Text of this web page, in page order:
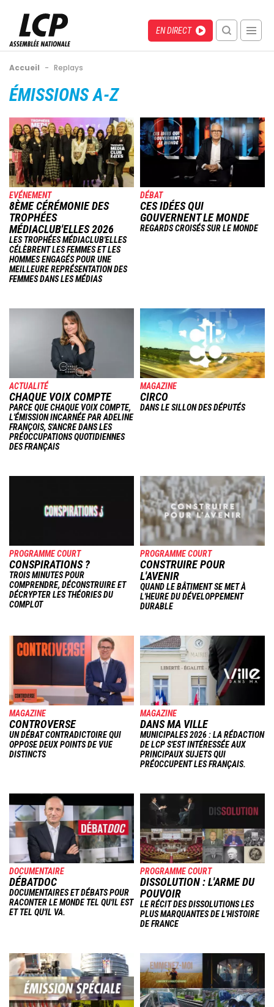
contenu
principal
Menu
recherche
mobile
Direct
EN DIRECT
Fil
d'Ariane
Accueil - Replays
Back
top
ÉMISSIONS A-Z
Image
EVÉNEMENT
8ÈME CÉRÉMONIE DES
TROPHÉES
MÉDIACLUB'ELLES 2026
LES TROPHÉES MÉDIACLUB'ELLES
CÉLÈBRENT LES FEMMES ET LES
HOMMES ENGAGÉS POUR UNE
MEILLEURE REPRÉSENTATION DES
FEMMES DANS LES MÉDIAS
Image
DÉBAT
CES IDÉES QUI
GOUVERNENT LE MONDE
REGARDS CROISÉS SUR LE MONDE
ACTUALITÉ
CHAQUE VOIX COMPTE
PARCE QUE CHAQUE VOIX COMPTE,
L'ÉMISSION INCARNÉE PAR ADELINE
FRANÇOIS, S'ANCRE DANS LES
PRÉOCCUPATIONS QUOTIDIENNES
DES FRANÇAIS
Image
MAGAZINE
CIRCO
DANS LE SILLON DES DÉPUTÉS
PROGRAMME COURT
CONSPIRATIONS ?
TROIS MINUTES POUR
COMPRENDRE, DÉCONSTRUIRE ET
DÉCRYPTER LES THÉORIES DU
COMPLOT
Image
PROGRAMME COURT
CONSTRUIRE POUR
L'AVENIR
QUAND LE BÂTIMENT SE MET À
L'HEURE DU DÉVELOPPEMENT
DURABLE
Image
MAGAZINE
CONTROVERSE
UN DÉBAT CONTRADICTOIRE QUI
OPPOSE DEUX POINTS DE VUE
DISTINCTS
Image
MAGAZINE
DANS MA VILLE
MUNICIPALES 2026 : LA RÉDACTION
DE LCP S'EST INTÉRESSÉE AUX
PRINCIPAUX SUJETS QUI
PRÉOCCUPENT LES FRANÇAIS.
DOCUMENTAIRE
DÉBATDOC
DOCUMENTAIRES ET DÉBATS POUR
RACONTER LE MONDE TEL QU'IL EST
ET TEL QU'IL VA.
Image
PROGRAMME COURT
DISSOLUTION : L'ARME DU
POUVOIR
LE RÉCIT DES DISSOLUTIONS LES
PLUS MARQUANTES DE L'HISTOIRE
DE FRANCE
Image Image